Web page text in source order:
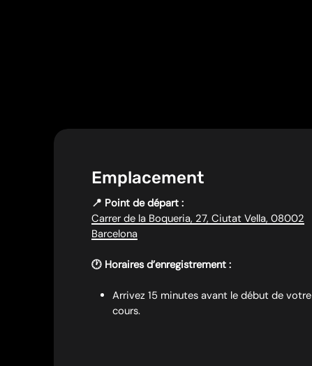
Emplacement
📍 Point de départ :
Carrer de la Boqueria, 27, Ciutat Vella, 08002
Barcelona
🕐 Horaires d’enregistrement :
Arrivez 15 minutes avant le début de votre
cours.